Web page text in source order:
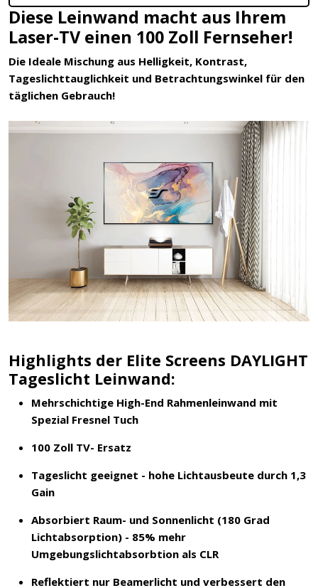
Diese Leinwand macht aus Ihrem
Laser-TV einen 100 Zoll Fernseher!
Die Ideale Mischung aus Helligkeit, Kontrast,
Tageslichttauglichkeit und Betrachtungswinkel für den
täglichen Gebrauch!
Highlights der Elite Screens DAYLIGHT
Tageslicht Leinwand:
Mehrschichtige High-End Rahmenleinwand mit
Spezial Fresnel Tuch
100 Zoll TV- Ersatz
Tageslicht geeignet - hohe Lichtausbeute durch 1,3
Gain
Absorbiert Raum- und Sonnenlicht (180 Grad
Lichtabsorption) - 85% mehr
Umgebungslichtabsorbtion als CLR
Reflektiert nur Beamerlicht und verbessert den